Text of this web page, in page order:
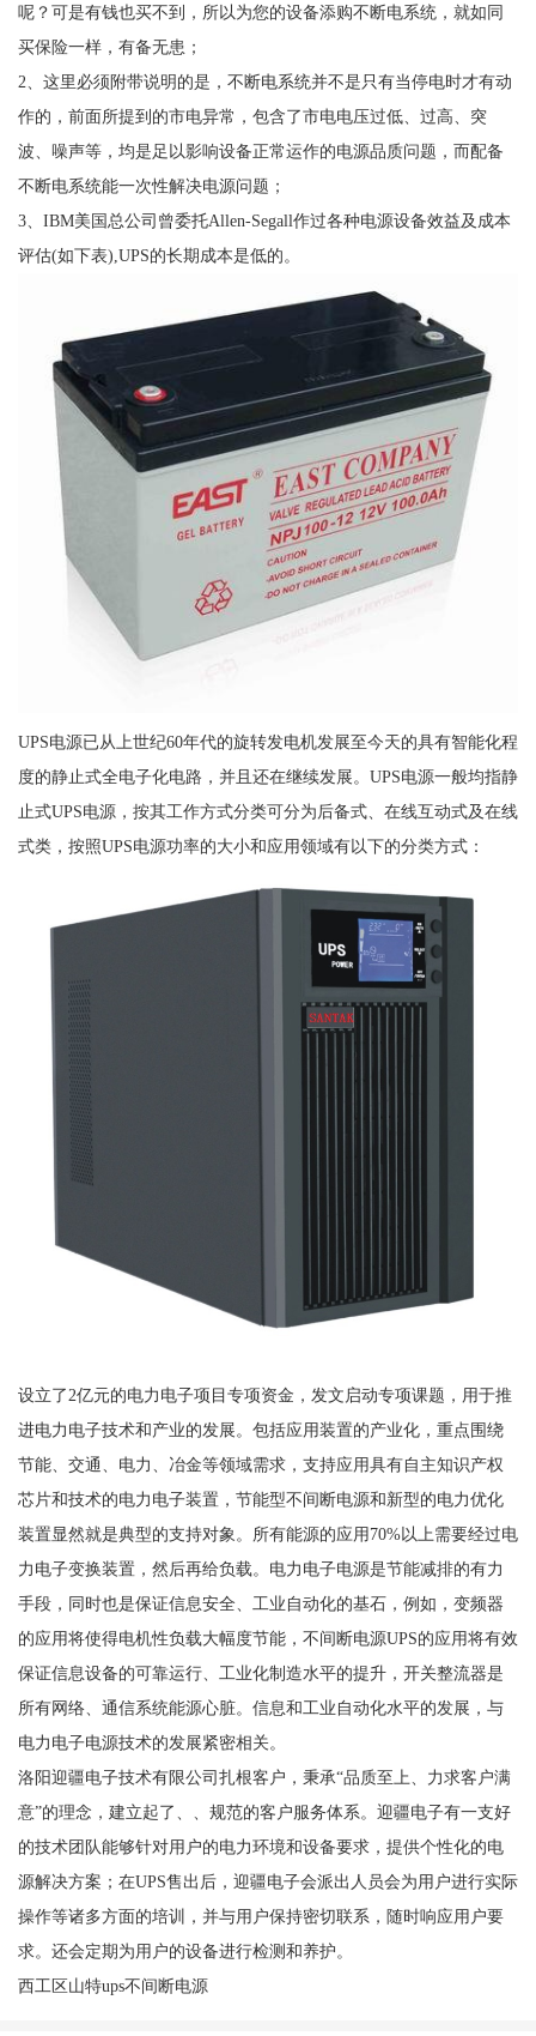
呢？可是有钱也买不到，所以为您的设备添购不断电系统，就如同
买保险一样，有备无患；
2、这里必须附带说明的是，不断电系统并不是只有当停电时才有动
作的，前面所提到的市电异常，包含了市电电压过低、过高、突
波、噪声等，均是足以影响设备正常运作的电源品质问题，而配备
不断电系统能一次性解决电源问题；
3、IBM美国总公司曾委托Allen-Segall作过各种电源设备效益及成本
评估(如下表),UPS的长期成本是低的。
UPS电源已从上世纪60年代的旋转发电机发展至今天的具有智能化程
度的静止式全电子化电路，并且还在继续发展。UPS电源一般均指静
止式UPS电源，按其工作方式分类可分为后备式、在线互动式及在线
式类，按照UPS电源功率的大小和应用领域有以下的分类方式：
设立了2亿元的电力电子项目专项资金，发文启动专项课题，用于推
进电力电子技术和产业的发展。包括应用装置的产业化，重点围绕
节能、交通、电力、冶金等领域需求，支持应用具有自主知识产权
芯片和技术的电力电子装置，节能型不间断电源和新型的电力优化
装置显然就是典型的支持对象。所有能源的应用70%以上需要经过电
力电子变换装置，然后再给负载。电力电子电源是节能减排的有力
手段，同时也是保证信息安全、工业自动化的基石，例如，变频器
的应用将使得电机性负载大幅度节能，不间断电源UPS的应用将有效
保证信息设备的可靠运行、工业化制造水平的提升，开关整流器是
所有网络、通信系统能源心脏。信息和工业自动化水平的发展，与
电力电子电源技术的发展紧密相关。
洛阳迎疆电子技术有限公司扎根客户，秉承“品质至上、力求客户满
意”的理念，建立起了、、规范的客户服务体系。迎疆电子有一支好
的技术团队能够针对用户的电力环境和设备要求，提供个性化的电
源解决方案；在UPS售出后，迎疆电子会派出人员会为用户进行实际
操作等诸多方面的培训，并与用户保持密切联系，随时响应用户要
求。还会定期为用户的设备进行检测和养护。
西工区山特ups不间断电源